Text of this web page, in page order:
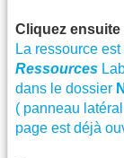
Cliquez
La ressource
Ressources
dans le dossier
( panneau
page est déjà